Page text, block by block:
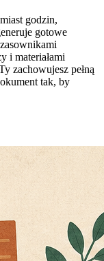
godzin,
gotowe
i materiałami
zachowujesz pełną
tak, by